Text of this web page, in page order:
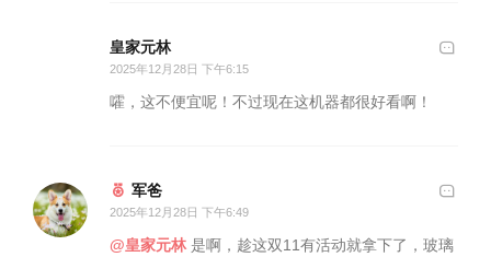
皇家元林
2025年12月28日 下午6:15
嚯，这不便宜呢！不过现在这机器都很好看啊！
军爸
2025年12月28日 下午6:49
@皇家元林是啊，趁这双11有活动就拿下了，玻璃